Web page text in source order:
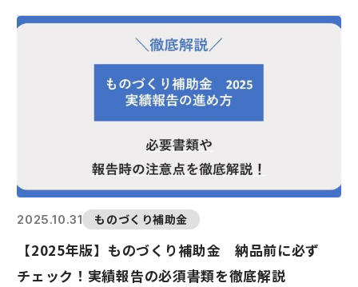
2025.10.31 ものづくり補助金
【2025年版】ものづくり補助金 納品前に必ず
チェック！実績報告の必須書類を徹底解説